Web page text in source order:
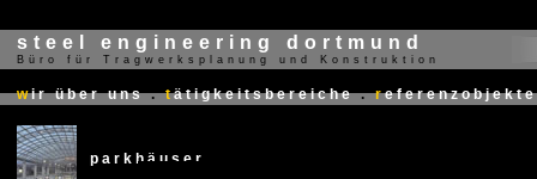
steel engineering dortmund
Büro für Tragwerksplanung und Konstruktion
wir über uns . tätigkeitsbereiche . referenzobjekte
parkhäuser
X